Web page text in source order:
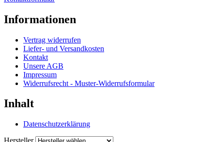
Informationen
Vertrag widerrufen
Liefer- und Versandkosten
Kontakt
Unsere AGB
Impressum
Widerrufsrecht - Muster-Widerrufsformular
Inhalt
Datenschutzerklärung